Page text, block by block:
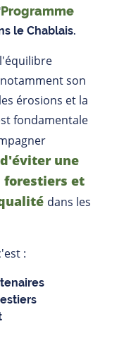
Programme
le Chablais.
son
érosions et la
fondamentale
d'éviter une
forestiers et
dans les
: